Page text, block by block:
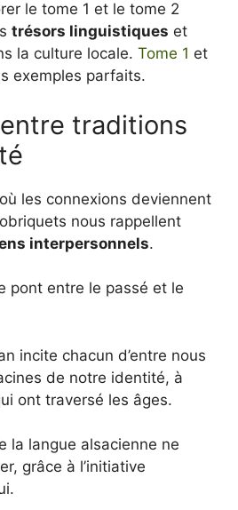
le tome 1 et le tome 2
trésors linguistiques et
la culture locale. Tome 1 et
exemples parfaits.
traditions
les connexions deviennent
nous rappellent
interpersonnels.
pont entre le passé et le
incite chacun d’entre nous
de notre identité, à
ont traversé les âges.
la langue alsacienne ne
grâce à l’initiative